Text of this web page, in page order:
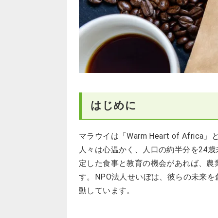
はじめに
マラウイは「Warm Heart of Africa」
人々は心温かく、人口の約半分を24
定した食事と教育の機会があれば、
す。NPO法人せいぼは、彼らの未来
動しています。